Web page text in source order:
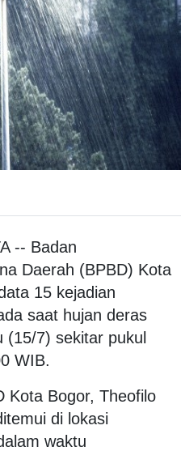
-- Badan
Daerah (BPBD) Kota
15 kejadian
saat hujan deras
(15/7) sekitar pukul
WIB.
Kota Bogor, Theofilo
di lokasi
waktu